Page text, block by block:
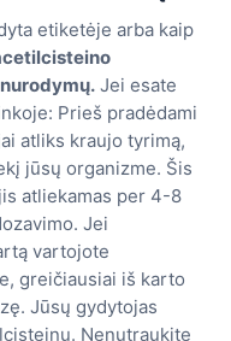
etiketėje arba kaip
Jei esate
Prieš pradėdami
atliks kraujo tyrimą,
jūsų organizme. Šis
atliekamas per 4-8
Jei
vartojote
greičiausiai iš karto
Jūsų gydytojas
Nenutraukite